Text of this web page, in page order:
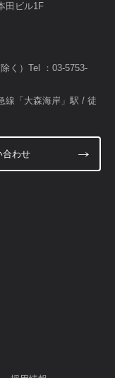
田ビル1F
く）Tel ： 03-5753-
線「大森海岸」駅 / 徒
合わせ